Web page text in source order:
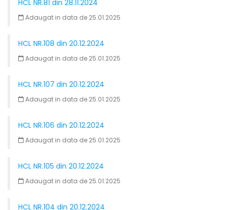
HCL NR.81 din 28.11.2024
Adaugat in data de 25.01.2025
HCL NR.108 din 20.12.2024
Adaugat in data de 25.01.2025
HCL NR.107 din 20.12.2024
Adaugat in data de 25.01.2025
HCL NR.106 din 20.12.2024
Adaugat in data de 25.01.2025
HCL NR.105 din 20.12.2024
Adaugat in data de 25.01.2025
HCL NR.104 din 20.12.2024